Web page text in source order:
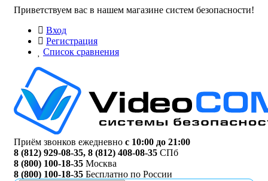
Приветствуем вас в нашем магазине систем безопасности!
Вход
Регистрация
Список сравнения
Приём звонков ежедневно с 10:00 до 21:00
8 (812) 929-08-35, 8 (812) 408-08-35 СПб
8 (800) 100-18-35 Москва
8 (800) 100-18-35 Бесплатно по России